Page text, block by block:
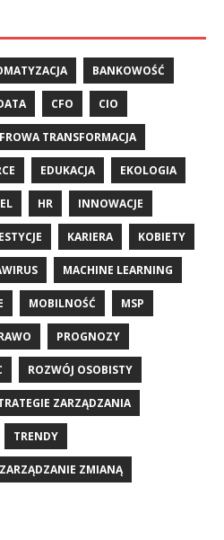
BANKOWOŚĆ
CFO CIO
TRANSFORMACJA
EDUKACJA EKOLOGIA
HR INNOWACJE
KARIERA KOBIETY
MACHINE LEARNING
MOBILNOŚĆ MSP
PROGNOZY
ROZWÓJ OSOBISTY
ZARZĄDZANIA
TRENDY
ZARZĄDZANIE ZMIANĄ